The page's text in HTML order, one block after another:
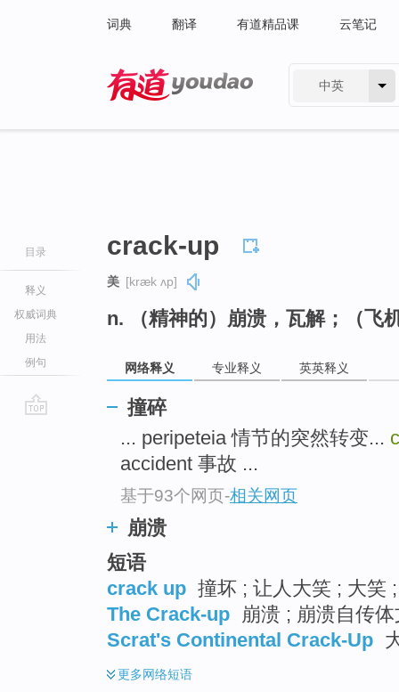
词典 翻译 有道精品课 云笔记
中英
目录
释义
权威词典
用法
例句
crack-up
美 [kræk ʌp]
n. （精神的）崩溃，瓦解；（飞
网络释义 专业释义 英英释义
撞碎
... peripeteia 情节的突然转变...
accident 事故 ...
基于93个网页-相关网页
崩溃
短语
crack up 撞坏 ; 让人大笑 ; 大笑
The Crack-up
崩溃 ; 崩溃自传
Scrat's Continental Crack-Up
更多网络短语